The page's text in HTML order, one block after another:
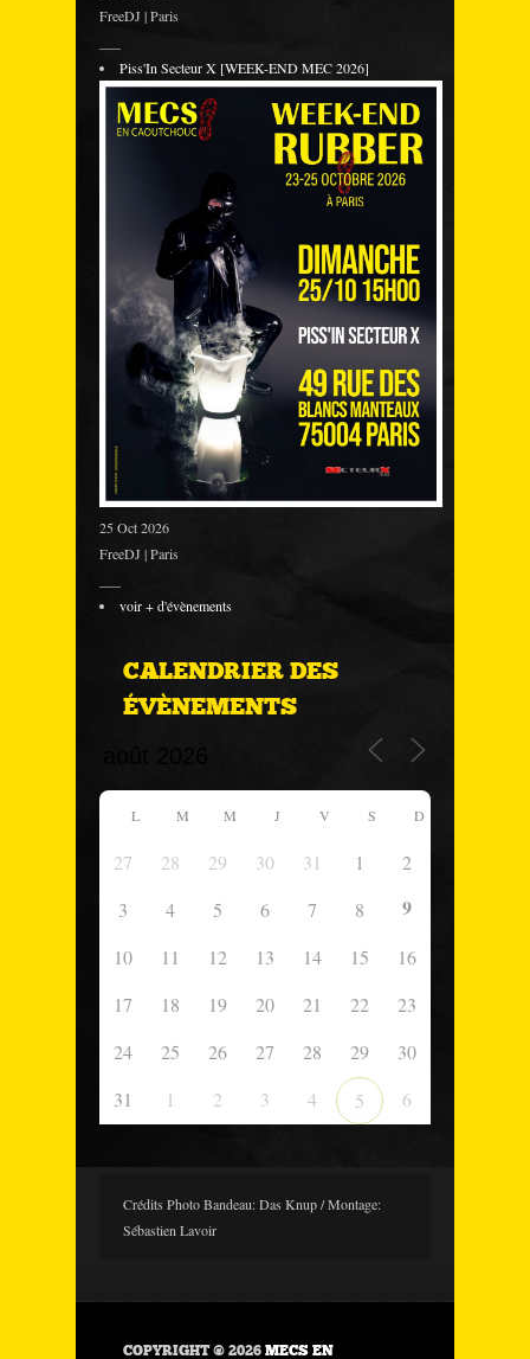
FreeDJ | Paris
Piss'In Secteur X [WEEK-END MEC 2026]
25 Oct 2026
FreeDJ | Paris
voir + d'évènements
CALENDRIER DES
ÉVÈNEMENTS
L M M J V S D
27 28 29 30 31 1
2
3
4 5 6 7 8 9
10 11 12 13 14 15
16
17
18 19 20 21 22
23
24
25 26 27 28 29
30
31
1 2 3 4 5 6
Crédits Photo Bandeau: Das Knup / Montage:
Sébastien Lavoir
COPYRIGHT © 2026 MECS EN